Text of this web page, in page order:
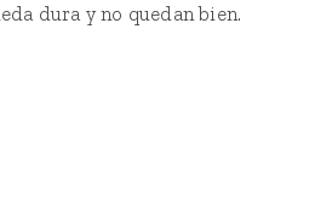
dura y no quedan bien.